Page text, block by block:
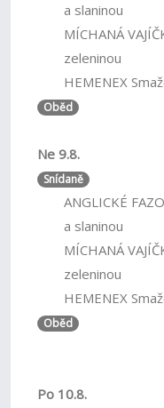
a slaninou
MÍCHANÁ
zeleninou
HEMENEX
Oběd
Ne 9.8.
Snídaně
ANGLICKÉ
a slaninou
MÍCHANÁ
zeleninou
HEMENEX
Oběd
Po 10.8.